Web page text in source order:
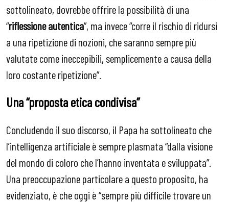
sottolineato, dovrebbe offrire la possibilità di una
“riflessione autentica”, ma invece “corre il rischio di ridursi
a una ripetizione di nozioni, che saranno sempre più
valutate come ineccepibili, semplicemente a causa della
loro costante ripetizione”.
Una “proposta etica condivisa”
Concludendo il suo discorso, il Papa ha sottolineato che
l’intelligenza artificiale è sempre plasmata “dalla visione
del mondo di coloro che l’hanno inventata e sviluppata”.
Una preoccupazione particolare a questo proposito, ha
evidenziato, è che oggi è “sempre più difficile trovare un